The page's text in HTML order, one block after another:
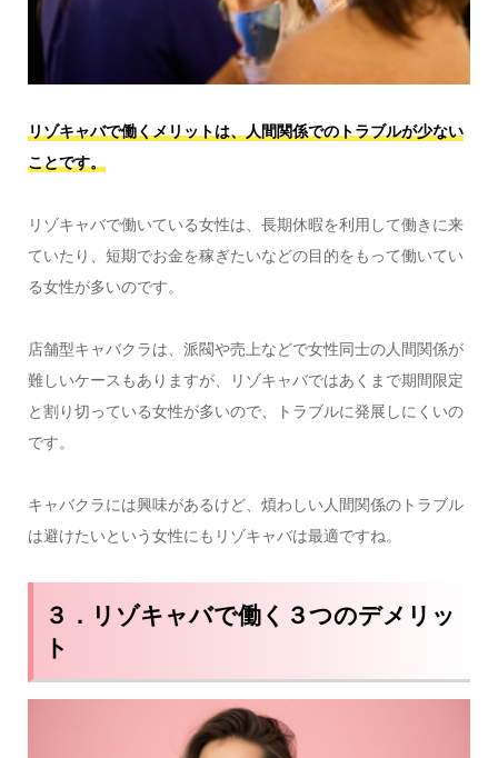
リゾキャバで働くメリットは、人間関係でのトラブルが少ない
ことです。
リゾキャバで働いている女性は、長期休暇を利用して働きに来
ていたり、短期でお金を稼ぎたいなどの目的をもって働いてい
る女性が多いのです。
店舗型キャバクラは、派閥や売上などで女性同士の人間関係が
難しいケースもありますが、リゾキャバではあくまで期間限定
と割り切っている女性が多いので、トラブルに発展しにくいの
です。
キャバクラには興味があるけど、煩わしい人間関係のトラブル
は避けたいという女性にもリゾキャバは最適ですね。
３．リゾキャバで働く３つのデメリッ
ト